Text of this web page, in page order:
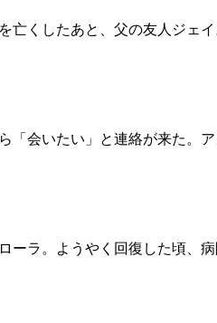
亡くしたあと、父の友人ジェ
「会いたい」と連絡が来た。
ーラ。ようやく回復した頃、